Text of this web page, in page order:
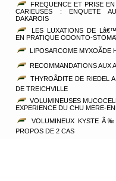
FREQUENCE ET PRISE
CARIEUSES : ENQUETE
DAKAROIS
LES LUXATIONS DE
EN PRATIQUE ODONTO-
LIPOSARCOME
RECOMMANDATIONS AUX
THYROÃDITE DE RIEDEL
DE TREICHVILLE
VOLUMINEUSES
EXPERIENCE DU CHU MERE-
VOLUMINEUX KYSTE
PROPOS DE 2 CAS